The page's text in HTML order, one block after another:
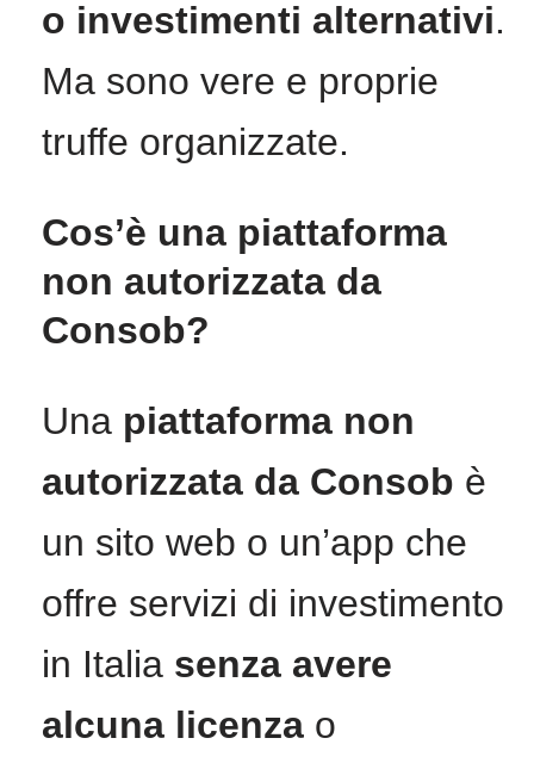
o investimenti alternativi.
Ma sono vere e proprie
truffe organizzate.
Cos’è una piattaforma
non autorizzata da
Consob?
Una piattaforma non
autorizzata da Consob è
un sito web o un’app che
offre servizi di investimento
in Italia senza avere
alcuna licenza o